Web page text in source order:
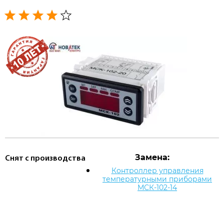
Снят с производства Замена:
Контроллер управления
температурными приборами
МСК-102-14